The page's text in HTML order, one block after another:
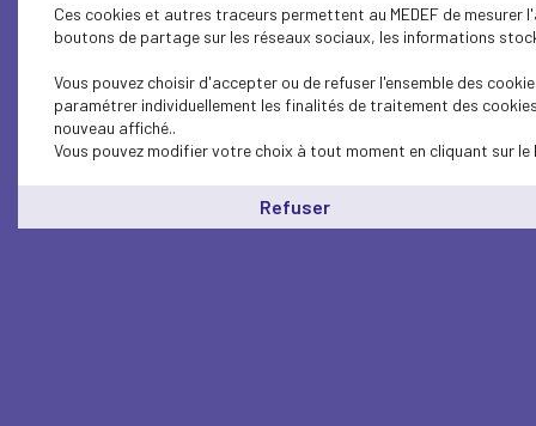
Ces cookies et autres traceurs permettent au MEDEF de
boutons de partage sur les réseaux sociaux, les informations
Vous pouvez choisir d'accepter ou de refuser l'ensemble des
paramétrer individuellement les finalités de traitement des
nouveau affiché..
Vous pouvez modifier votre choix à tout moment en cliquant sur le
Refuser